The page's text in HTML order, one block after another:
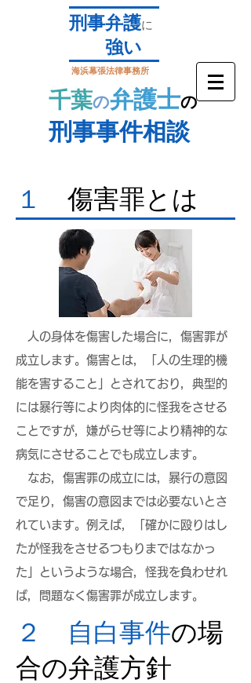
刑事弁護に
強い
海浜幕張法律事務所
​千葉の弁護士の
刑事事件相談
１ ​傷害罪とは
人の身体を傷害した場合に，傷害罪が
成立します。傷害とは，「人の生理的機
能を害すること」
とされており，典型的
には暴行等により肉体的に怪我をさせる
ことですが，嫌がらせ等により精神的な
病気にさせることでも成立します。
なお，傷害罪の成立には，暴行の意図
で足り，傷害の意図までは必要ないとさ
れています。例えば，「確かに殴りはし
たが怪我をさせるつもりまではなかっ
た」というような場合，怪我を負わせれ
ば，問題なく傷害罪が成立します。
２ 自白事件の場
合の弁護方針